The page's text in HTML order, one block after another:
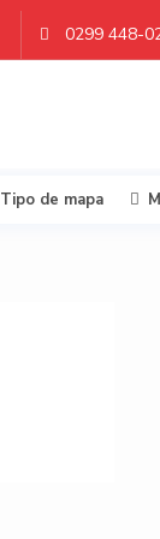
0299 448-
Tipo de mapa